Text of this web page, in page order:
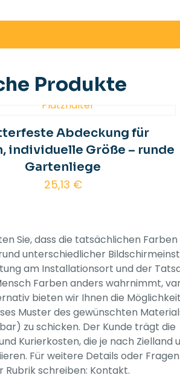
Produkte
Abdeckung für
individuelle Größe – runde
Gartenliege
25,13 €
Sie, dass die tatsächlichen Farben
unterschiedlicher
am Installationsort und der
Farben anders wahrnimmt,
bieten wir Ihnen die
Muster des gewünschten
zu schicken. Der Kunde trägt die
Kurierkosten, die je nach Zielland
Für weitere Details oder
Rubrik schreiben: Kontakt.